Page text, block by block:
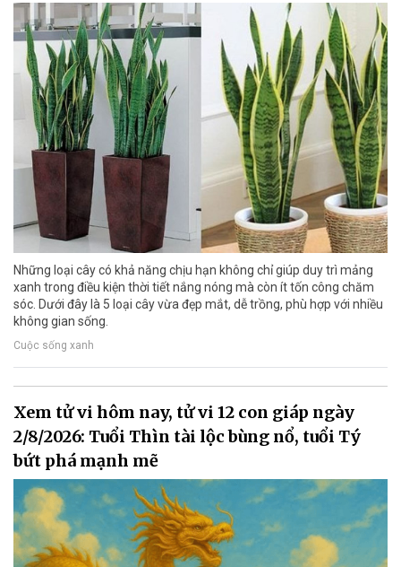
Những loại cây có khả năng chịu hạn không chỉ giúp duy trì mảng
xanh trong điều kiện thời tiết nắng nóng mà còn ít tốn công chăm
sóc. Dưới đây là 5 loại cây vừa đẹp mắt, dễ trồng, phù hợp với nhiều
không gian sống.
Cuộc sống xanh
Xem tử vi hôm nay, tử vi 12 con giáp ngày
2/8/2026: Tuổi Thìn tài lộc bùng nổ, tuổi Tý
bứt phá mạnh mẽ